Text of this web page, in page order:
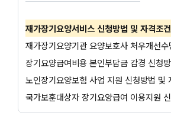
재가장기요양서비스 신청방법 및 자격조건